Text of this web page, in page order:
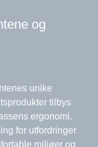
og
unike
tilbys
ergonomi.
for utfordringer
miljøer og